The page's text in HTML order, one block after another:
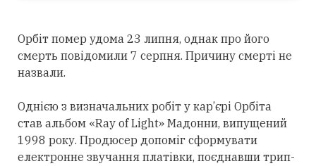
Орбіт помер удома 23 липня, однак про його
смерть повідомили 7 серпня. Причину смерті не
назвали.
Однією з визначальних робіт у кар’єрі Орбіта
став альбом «Ray of Light» Мадонни, випущений
1998 року. Продюсер допоміг сформувати
електронне звучання платівки, поєднавши трип-